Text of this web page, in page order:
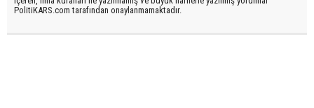
PolitiKARS.com tarafından onaylanmamaktadır.